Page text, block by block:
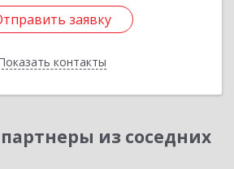
заявку
контакты
заявку
Назад
из соседних